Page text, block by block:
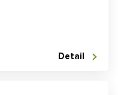
Detail